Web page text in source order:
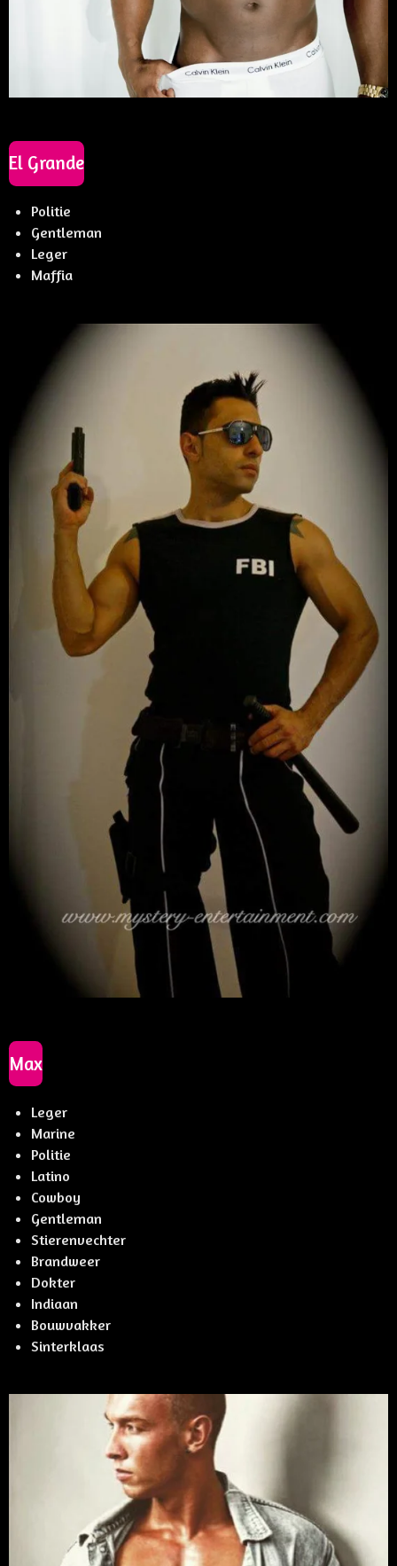
El Grande
Politie
Gentleman
Leger
Maffia
Max
Leger
Marine
Politie
Latino
Cowboy
Gentleman
Stierenvechter
Brandweer
Dokter
Indiaan
Bouwvakker
Sinterklaas